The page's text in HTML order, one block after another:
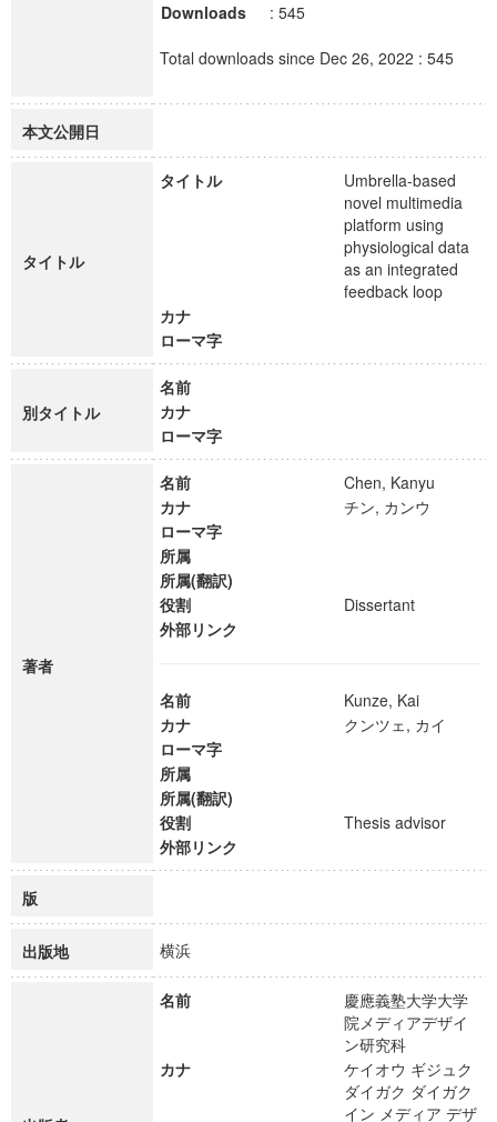
Downloads
: 545
Total downloads since Dec 26, 2022 : 545
本文公開日
タイトル
タイトル
Umbrella-based
novel multimedia
platform using
physiological data
as an integrated
feedback loop
カナ
ローマ字
別タイトル
名前
カナ
ローマ字
著者
名前
Chen, Kanyu
カナ
チン, カンウ
ローマ字
所属
所属(翻訳)
役割
Dissertant
外部リンク
名前
Kunze, Kai
カナ
クンツェ, カイ
ローマ字
所属
所属(翻訳)
役割
Thesis advisor
外部リンク
版
出版地 横浜
名前
慶應義塾大学大学
院メディアデザイ
ン研究科
カナ
ケイオウ ギジュク
ダイガク ダイガク
イン メディア デザ